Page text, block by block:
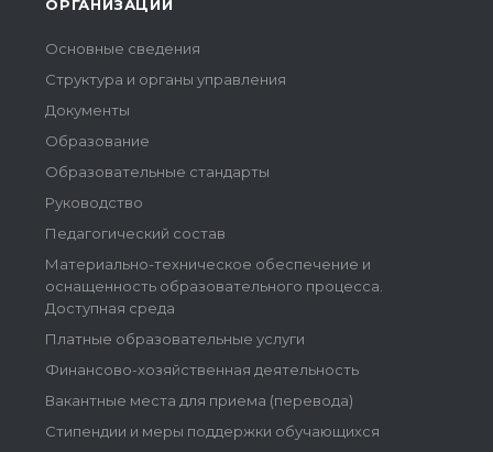
ОРГАНИЗАЦИИ
Основные сведения
Структура и органы управления
Документы
Образование
Образовательные стандарты
Руководство
Педагогический состав
Материально-техническое обеспечение и
оснащенность образовательного процесса.
Доступная среда
Платные образовательные услуги
Финансово-хозяйственная деятельность
Вакантные места для приема (перевода)
Стипендии и меры поддержки обучающихся